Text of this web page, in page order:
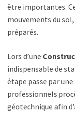
être importantes.
mouvements du
préparés.
Lors d’une
indispensable de
étape passe par
professionnels
géotechnique afin